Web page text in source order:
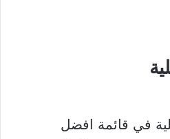
في قائمة افضل